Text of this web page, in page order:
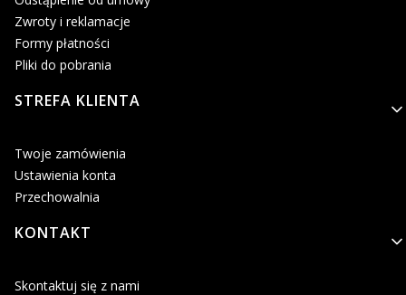
Zwroty i reklamacje
Formy płatności
Pliki do pobrania
STREFA KLIENTA
Twoje zamówienia
Ustawienia konta
Przechowalnia
KONTAKT
Skontaktuj się z nami